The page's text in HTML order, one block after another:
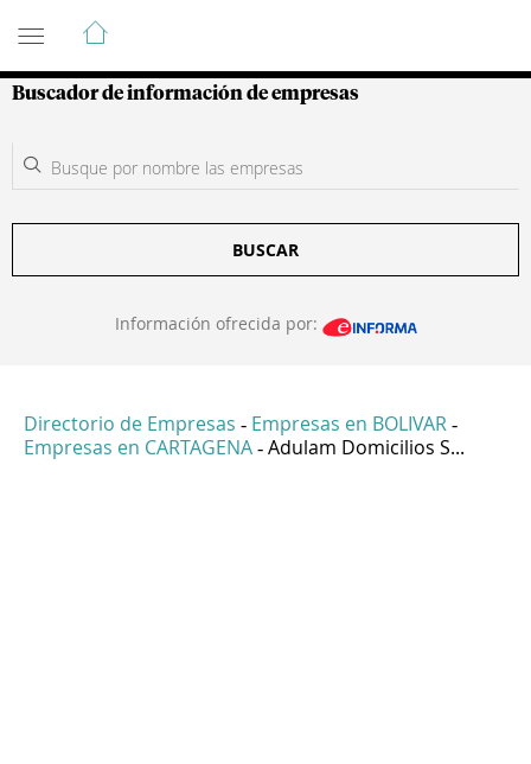
Guía de Empresas Colombianas
Buscador de información de empresas
BUSCAR
Información ofrecida por:
Directorio de Empresas - Empresas en BOLIVAR -
Empresas en CARTAGENA - Adulam Domicilios S...